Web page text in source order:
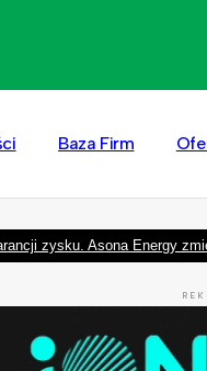
Baza Firm
zysku. Asona Energy